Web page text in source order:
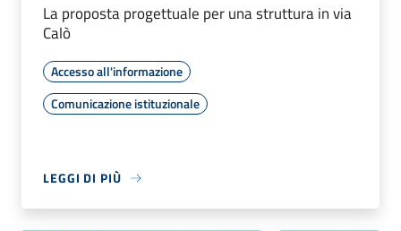
La proposta progettuale per una struttura in via
Calò
Accesso all'informazione
Comunicazione istituzionale
LEGGI DI PIÙ